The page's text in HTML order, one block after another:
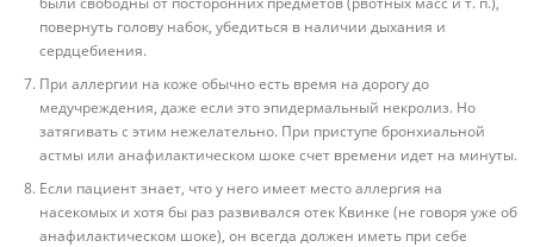
повернуть голову набок, убедиться в наличии дыхания и
сердцебиения.
При аллергии на коже обычно есть время на дорогу до
медучреждения, даже если это эпидермальный некролиз. Но
затягивать с этим нежелательно. При приступе бронхиальной
астмы или анафилактическом шоке счет времени идет на минуты.
Если пациент знает, что у него имеет место аллергия на
насекомых и хотя бы раз развивался отек Квинке (не говоря уже об
анафилактическом шоке), он всегда должен иметь при себе